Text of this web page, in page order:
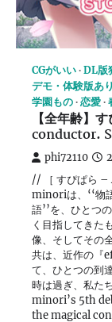
CGがいい DL版
デモ・体験版あり
学園もの 恋愛
【全年齢】
conductor.
phi72110
// ［ すぴぱら
minoriは、‘‘物
語’’を、ひとつ
く目指してきた
像、そしてその
共は、近作の『
て、ひとつの到
時は過ぎ、私た
minori’s 5th
the magical